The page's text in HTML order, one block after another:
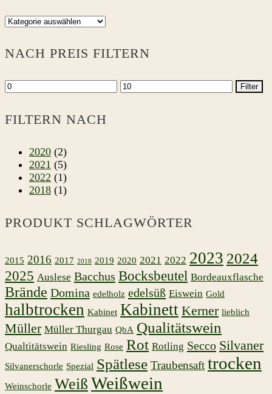
NACH PREIS FILTERN
Min.
Max.
Filter
FILTERN NACH
2020 (2)
2021 (5)
2022 (1)
2018 (1)
PRODUKT SCHLAGWÖRTER
2015 2016 2017 2018 2019 2020 2021 2022 2023 2024
2025 Auslese Bacchus Bocksbeutel Bordeauxflasche
Brände Domina edelholz edelsüß Eiswein Gold
halbtrocken Kabinet Kabinett Kerner lieblich
Müller Müller Thurgau QbA Qualitätswein
Qualtitätswein Riesling Rose Rot Rotling Secco Silvaner
Silvanerschorle Spezial Spätlese Traubensaft trocken
Weinschorle Weiß Weißwein